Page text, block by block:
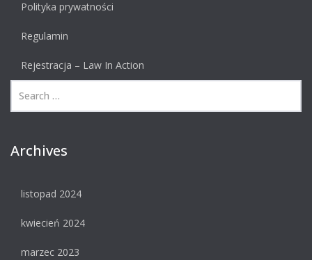
Polityka prywatności
Regulamin
Rejestracja – Law In Action
Archives
listopad 2024
kwiecień 2024
marzec 2023